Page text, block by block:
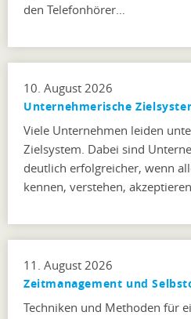
den Telefonhörer…
10. August 2026
Unternehmerische
Viele Unternehmen leiden
Zielsystem. Dabei sind
deutlich erfolgreicher, wenn
kennen, verstehen,
11. August 2026
Zeitmanagement und
Techniken und Methoden für